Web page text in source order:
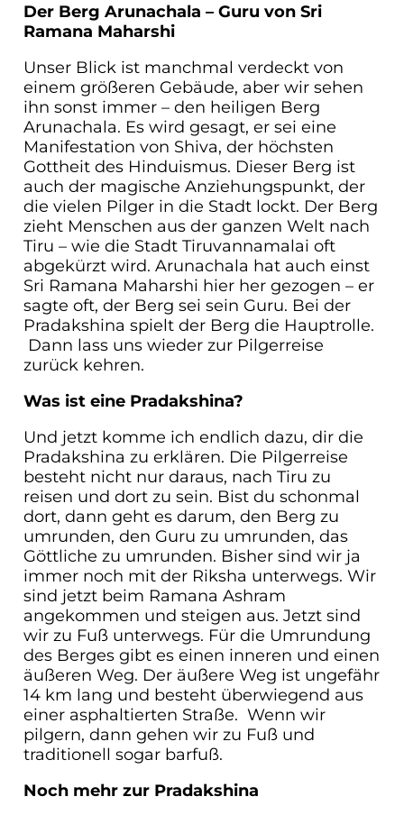
Der Berg Arunachala – Guru von Sri
Ramana Maharshi
Unser Blick ist manchmal verdeckt von
einem größeren Gebäude, aber wir sehen
ihn sonst immer – den heiligen Berg
Arunachala. Es wird gesagt, er sei eine
Manifestation von Shiva, der höchsten
Gottheit des Hinduismus. Dieser Berg ist
auch der magische Anziehungspunkt, der
die vielen Pilger in die Stadt lockt. Der Berg
zieht Menschen aus der ganzen Welt nach
Tiru – wie die Stadt Tiruvannamalai oft
abgekürzt wird. Arunachala hat auch einst
Sri Ramana Maharshi hier her gezogen – er
sagte oft, der Berg sei sein Guru. Bei der
Pradakshina spielt der Berg die Hauptrolle.
Dann lass uns wieder zur Pilgerreise
zurück kehren.
Was ist eine Pradakshina?
Und jetzt komme ich endlich dazu, dir die
Pradakshina zu erklären. Die Pilgerreise
besteht nicht nur daraus, nach Tiru zu
reisen und dort zu sein. Bist du schonmal
dort, dann geht es darum, den Berg zu
umrunden, den Guru zu umrunden, das
Göttliche zu umrunden. Bisher sind wir ja
immer noch mit der Riksha unterwegs. Wir
sind jetzt beim Ramana Ashram
angekommen und steigen aus. Jetzt sind
wir zu Fuß unterwegs. Für die Umrundung
des Berges gibt es einen inneren und einen
äußeren Weg. Der äußere Weg ist ungefähr
14 km lang und besteht überwiegend aus
einer asphaltierten Straße. Wenn wir
pilgern, dann gehen wir zu Fuß und
traditionell sogar barfuß.
Noch mehr zur Pradakshina